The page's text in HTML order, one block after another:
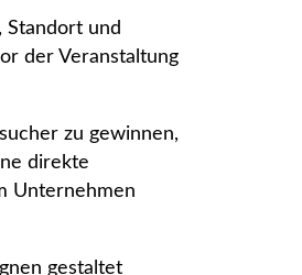
Standort und
der Veranstaltung
zu gewinnen,
direkte
Unternehmen
gestaltet